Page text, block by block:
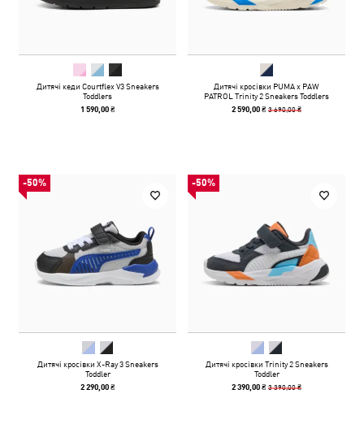
Дитячі кеди Courtflex V3 Sneakers
Toddlers
1 590,00 ₴
Дитячі кросівки PUMA x PAW
PATROL Trinity 2 Sneakers Toddlers
2 590,00 ₴3 690,00 ₴
-50%
Дитячі кросівки X-Ray 3 Sneakers
Toddler
2 290,00 ₴
-50%
Дитячі кросівки Trinity 2 Sneakers
Toddler
2 390,00 ₴3 390,00 ₴